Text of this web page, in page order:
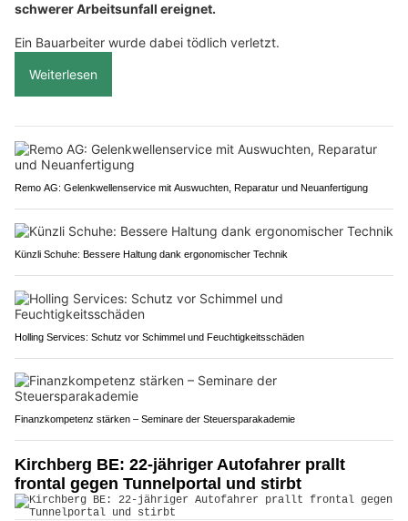
schwerer Arbeitsunfall ereignet.
Ein Bauarbeiter wurde dabei tödlich verletzt.
Weiterlesen
Remo AG: Gelenkwellenservice mit Auswuchten, Reparatur und Neuanfertigung
Künzli Schuhe: Bessere Haltung dank ergonomischer Technik
Holling Services: Schutz vor Schimmel und Feuchtigkeitsschäden
Finanzkompetenz stärken – Seminare der Steuersparakademie
Kirchberg BE: 22-jähriger Autofahrer prallt
frontal gegen Tunnelportal und stirbt